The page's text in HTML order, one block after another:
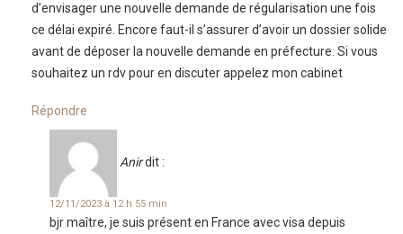
d’envisager une nouvelle demande de régularisation une fois
ce délai expiré. Encore faut-il s’assurer d’avoir un dossier solide
avant de déposer la nouvelle demande en préfecture. Si vous
souhaitez un rdv pour en discuter appelez mon cabinet
Répondre
Anirdit :
12/11/2023 à 12 h 55 min
bjr maître, je suis présent en France avec visa depuis